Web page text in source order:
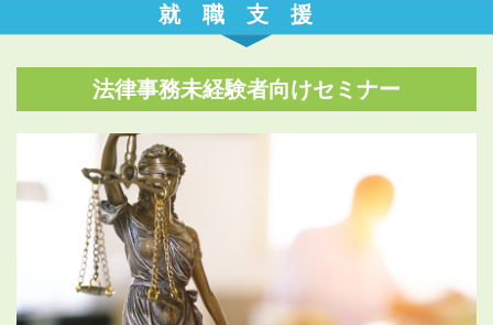
就職支援
法律事務未経験者向けセミナー